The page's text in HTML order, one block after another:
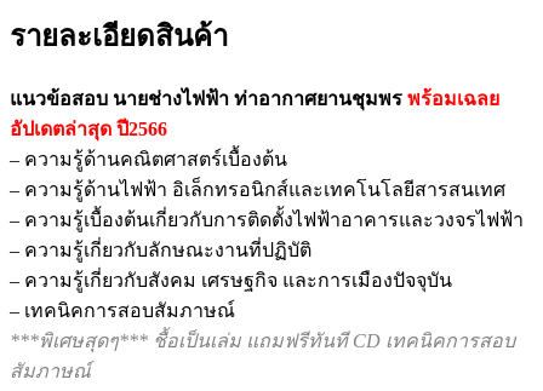
รายละเอียดสินค้า
แนวข้อสอบ นายช่างไฟฟ้า ท่าอากาศยานชุมพร พร้อมเฉลย
อัปเดตล่าสุด ปี2566
– ความรู้ด้านคณิตศาสตร์เบื้องต้น
– ความรู้ด้านไฟฟ้า อิเล็กทรอนิกส์และเทคโนโลยีสารสนเทศ
– ความรู้เบื้องต้นเกี่ยวกับการติดตั้งไฟฟ้าอาคารและวงจรไฟฟ้า
– ความรู้เกี่ยวกับลักษณะงานที่ปฏิบัติ
– ความรู้เกี่ยวกับสังคม เศรษฐกิจ และการเมืองปัจจุบัน
– เทคนิคการสอบสัมภาษณ์
***พิเศษสุดๆ*** ชื้อเป็นเล่ม แถมฟรีทันที CD เทคนิคการสอบ
สัมภาษณ์